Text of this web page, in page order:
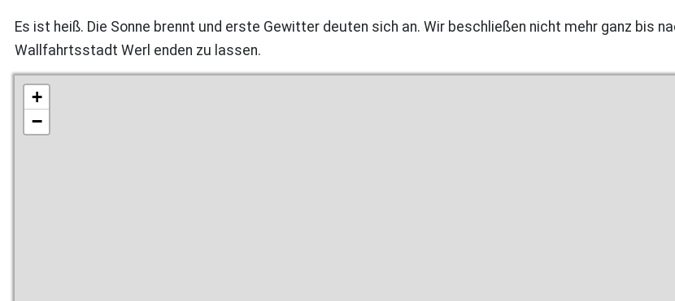
Es ist heiß. Die Sonne brennt und erste Gewitter deuten sich an. Wir beschließen nicht mehr ganz bis
Wallfahrtsstadt Werl enden zu lassen.
+
−